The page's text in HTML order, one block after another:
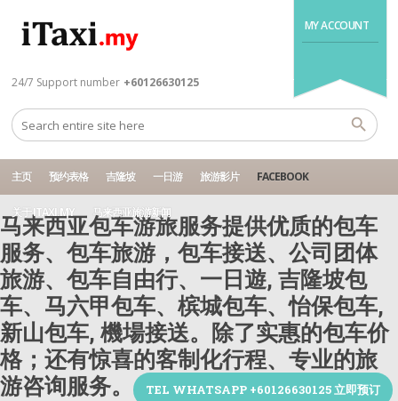
MY ACCOUNT
24/7 Support number +60126630125
主页 预约表格 吉隆坡 一日游 旅游影片 FACEBOOK
关于 ITAXI.MY 马来西亚旅游新闻
马来西亚包车游旅服务提供优质的包车
服务、包车旅游，包车接送、公司团体
旅游、包车自由行、一日遊, 吉隆坡包
车、马六甲包车、槟城包车、怡保包车,
新山包车, 機場接送。除了实惠的包车价
格；还有惊喜的客制化行程、专业的旅
游咨询服务。
TEL WHATSAPP +60126630125 立即预订